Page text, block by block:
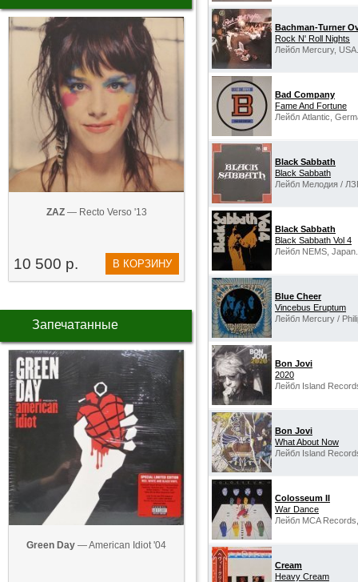
ZAZ— Recto Verso '13
10 500 р. В КОРЗИНУ
Запечатанные
Green Day — American Idiot '04
Bachman-Turner
Rock N' Roll Nights
Лейбл Mercury, USA.
Bad Company
Fame And Fortune
Лейбл Atlantic,
Black Sabbath
Black Sabbath
Лейбл Мелодия /
Black Sabbath
Black Sabbath Vol 4
Лейбл NEMS, Japan.
Blue Cheer
Vincebus Eruptum
Лейбл Mercury /
Bon Jovi
2020
Лейбл Island
Bon Jovi
What About Now
Лейбл Island
Colosseum II
War Dance
Лейбл MCA
Cream
Heavy Cream